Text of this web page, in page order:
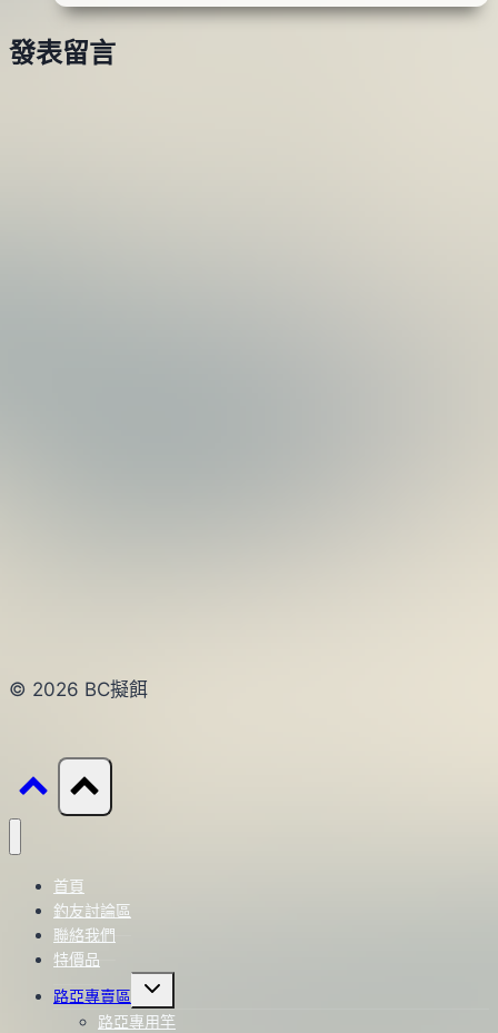
月
28
M101
發表留言
© 2026 BC擬餌
首頁
釣友討論區
聯絡我們
特價品
路亞專賣區
Toggle
menu
路亞專用竿